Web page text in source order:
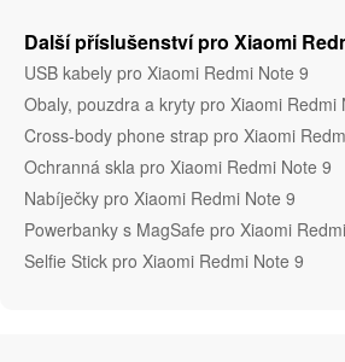
Další příslušenství pro Xiaomi
USB kabely pro Xiaomi Redmi Note 9
Obaly, pouzdra a kryty pro Xiaomi Redmi
Cross-body phone strap pro Xiaomi
Ochranná skla pro Xiaomi Redmi Note 9
Nabíječky pro Xiaomi Redmi Note 9
Powerbanky s MagSafe pro Xiaomi
Selfie Stick pro Xiaomi Redmi Note 9